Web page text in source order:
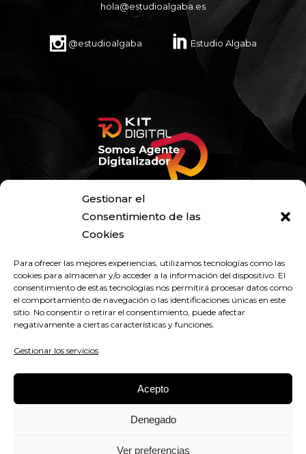
Gestionar el
Consentimiento de las
Cookies
Para ofrecer las mejores experiencias, utilizamos tecnologías como las
cookies para almacenar y/o acceder a la información del dispositivo. El
consentimiento de estas tecnologías nos permitirá procesar datos como
el comportamiento de navegación o las identificaciones únicas en este
sitio. No consentir o retirar el consentimiento, puede afectar
negativamente a ciertas características y funciones.
Gestionar los servicios
Acepto
Denegado
Ver preferencias
hola@estudioalgaba.es
@estudioalgaba Estudio Algaba
Diseño Web y Posicionamiento SEO |